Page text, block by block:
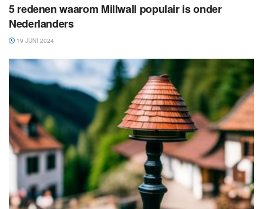
5 redenen waarom Millwall populair is onder
Nederlanders
19 JUNI 2024